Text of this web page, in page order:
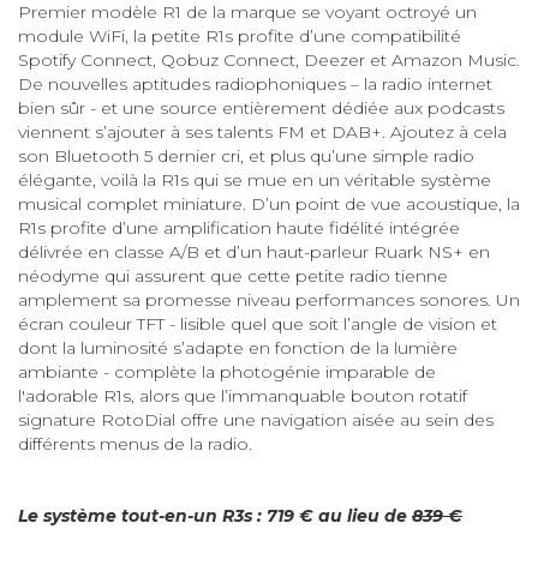
Premier modèle R1 de la marque se voyant octroyé un
module WiFi, la petite R1s profite d’une compatibilité
Spotify Connect, Qobuz Connect, Deezer et Amazon Music.
De nouvelles aptitudes radiophoniques – la radio internet
bien sûr - et une source entièrement dédiée aux podcasts
viennent s’ajouter à ses talents FM et DAB+. Ajoutez à cela
son Bluetooth 5 dernier cri, et plus qu’une simple radio
élégante, voilà la R1s qui se mue en un véritable système
musical complet miniature. D’un point de vue acoustique, la
R1s profite d’une amplification haute fidélité intégrée
délivrée en classe A/B et d’un haut-parleur Ruark NS+ en
néodyme qui assurent que cette petite radio tienne
amplement sa promesse niveau performances sonores. Un
écran couleur TFT - lisible quel que soit l’angle de vision et
dont la luminosité s’adapte en fonction de la lumière
ambiante - complète la photogénie imparable de
l'adorable R1s, alors que l’immanquable bouton rotatif
signature RotoDial offre une navigation aisée au sein des
différents menus de la radio.
Le système tout-en-un R3s : 719 € au lieu de 839 €